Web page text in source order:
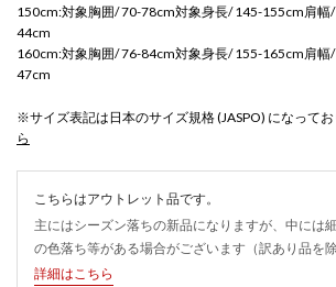
150cm:対象胸囲/ 70-78cm対象身長/ 145-155cm肩
44cm
160cm:対象胸囲/ 76-84cm対象身長/ 155-165cm肩
47cm
※サイズ表記は日本のサイズ規格 (JASPO) になって
ら
こちらはアウトレット品です。
主にはシーズン落ちの新品になりますが、中には
の色落ち等がある場合がございます（訳あり品を除
詳細はこちら